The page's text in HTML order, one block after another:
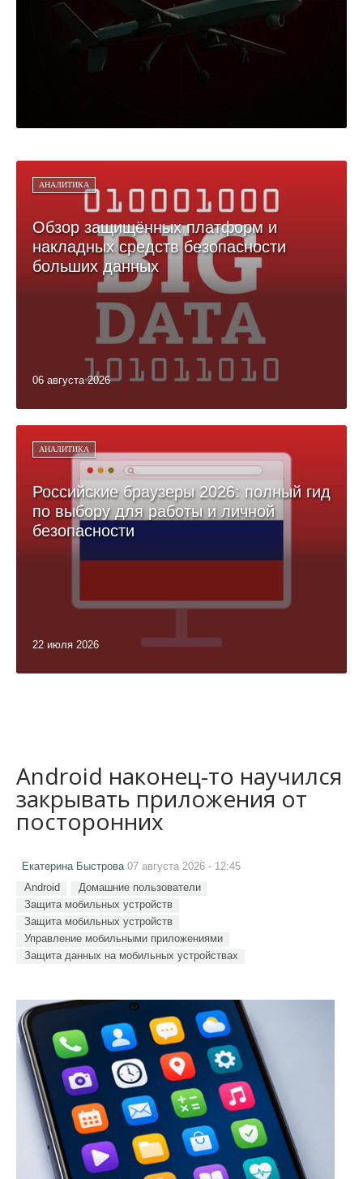
АНАЛИТИКА
Обзор защищённых платформ и
накладных средств безопасности
больших данных
06 августа 2026
АНАЛИТИКА
Российские браузеры 2026: полный гид
по выбору для работы и личной
безопасности
22 июля 2026
Android наконец-то научился
закрывать приложения от
посторонних
Екатерина Быстрова 07 августа 2026 - 12:45
Android
Домашние пользователи
Защита мобильных устройств
Защита мобильных устройств
Управление мобильными приложениями
Защита данных на мобильных устройствах